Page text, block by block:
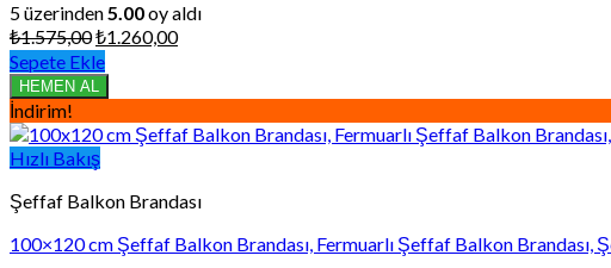
5 üzerinden5.00oy aldı
₺1.575,00Orijinal
fiyat:
₺1.575,00.
₺1.260,00Şu
₺1.260,00.
Sepete Ekle
HEMEN AL
İndirim!
Hızlı Bakış
Şeffaf Balkon Brandası
100×120 cm Şeffaf Balkon Brandası, Fermuarlı Şeffaf Balkon Brandası,